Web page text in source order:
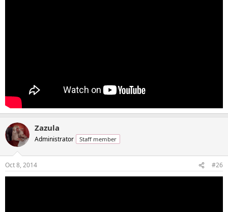
Zazula
Administrator Staff member
Oct 8, 2014 #26